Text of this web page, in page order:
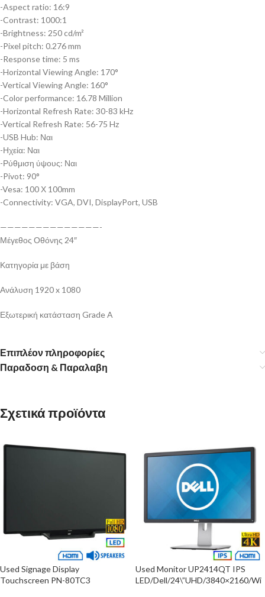
-Aspect ratio: 16:9
-Contrast: 1000:1
-Brightness: 250 cd/m²
-Pixel pitch: 0.276 mm
-Response time: 5 ms
-Horizontal Viewing Angle: 170°
-Vertical Viewing Angle: 160°
-Color performance: 16.78 Million
-Horizontal Refresh Rate: 30-83 kHz
-Vertical Refresh Rate: 56-75 Hz
-USB Hub: Ναι
-Ηχεία: Ναι
-Ρύθμιση ύψους: Ναι
-Pivot: 90°
-Vesa: 100 Χ 100mm
-Connectivity: VGA, DVI, DisplayPort, USB
——————————————-
Μέγεθος Οθόνης 24″
Κατηγορία με βάση
Ανάλυση 1920 x 1080
Εξωτερική κατάσταση Grade A
Επιπλέον πληροφορίες
Παραδοση & Παραλαβη
Σχετικά προϊόντα
Used Signage Display
Touchscreen PN-80TC3
Used Monitor UP2414QT IPS
LED/Dell/24\”UHD/3840×2160/Wi